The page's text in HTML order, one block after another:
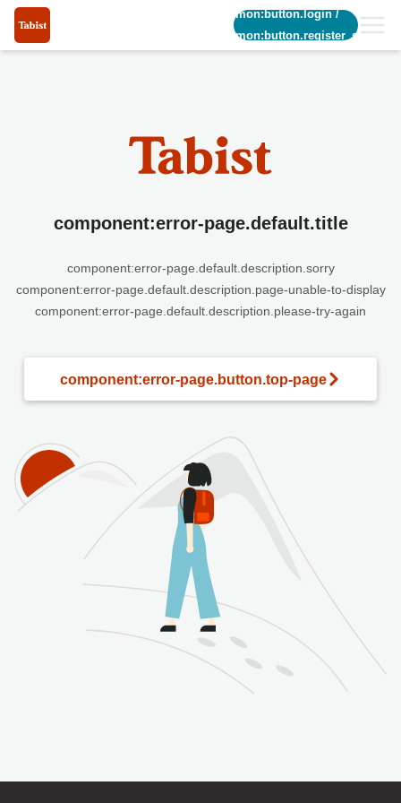
common:button.login/
common:button.register_short
component:error-page.default.title
component:error-page.default.description.sorry
component:error-page.default.description.page-unable-to-display
component:error-page.default.description.please-try-again
component:error-page.button.top-page